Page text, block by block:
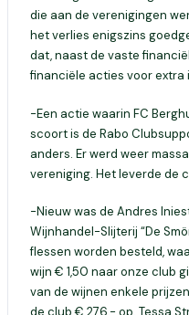
die aan de verenigingen
het verlies enigszins
dat, naast de vaste
financiële acties voor extra
-Een actie waarin FC
scoort is de Rabo
anders. Er werd weer
vereniging. Het leverde de
-Nieuw was de Andres
Wijnhandel-Slijterij “De
flessen worden besteld,
wijn € 1,50 naar onze club
van de wijnen enkele